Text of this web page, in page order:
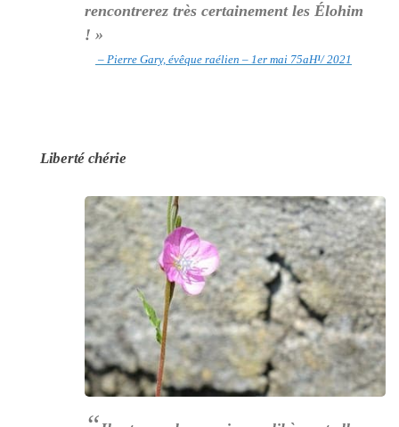
rencontrerez très certainement les Élohim
! »
– Pierre Gary, évêque raélien – 1er mai 75aH¹/ 2021
Liberté chérie